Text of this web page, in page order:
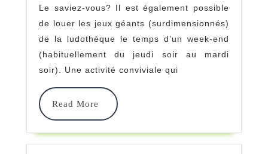
Jeux
Le saviez-vous? Il est également possible
de louer les jeux géants (surdimensionnés)
de la ludothèque le temps d’un week-end
(habituellement du jeudi soir au mardi
soir). Une activité conviviale qui
Read More
Read
More